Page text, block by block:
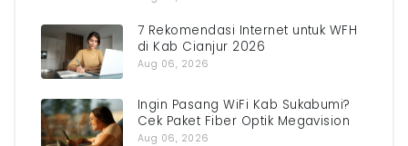
7 Rekomendasi Internet untuk WFH
di Kab Cianjur 2026
Aug 06, 2026
Ingin Pasang WiFi Kab Sukabumi?
Cek Paket Fiber Optik Megavision
Aug 06, 2026